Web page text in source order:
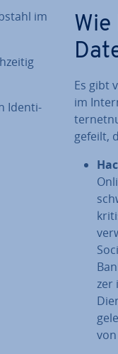
im
Iden­ti­
Es gibt
im
ge­feilt,
zer